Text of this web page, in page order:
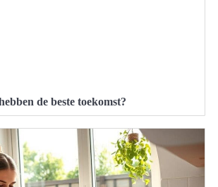
de beste toekomst?